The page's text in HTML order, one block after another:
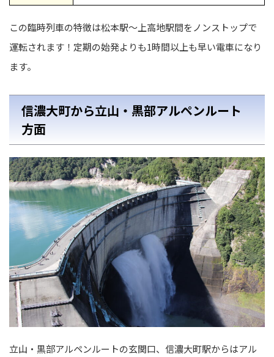
この臨時列車の特徴は松本駅〜上高地駅間をノンストップで
運転されます！定期の始発よりも1時間以上も早い電車になり
ます。
信濃大町から立山・黒部アルペンルート
方面
立山・黒部アルペンルートの玄関口、信濃大町駅からはアル